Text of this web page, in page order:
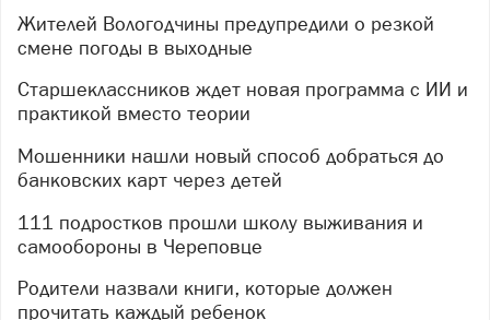
Жителей Вологодчины предупредили о резкой
смене погоды в выходные
Старшеклассников ждет новая программа с ИИ и
практикой вместо теории
Мошенники нашли новый способ добраться до
банковских карт через детей
111 подростков прошли школу выживания и
самообороны в Череповце
Родители назвали книги, которые должен
прочитать каждый ребенок